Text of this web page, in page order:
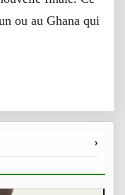
ou au Ghana qui
›